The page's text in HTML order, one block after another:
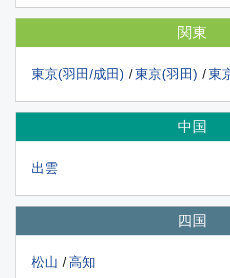
関東
東京(羽田/成田) 東京(羽田) 東
中国
出雲
四国
松山 高知